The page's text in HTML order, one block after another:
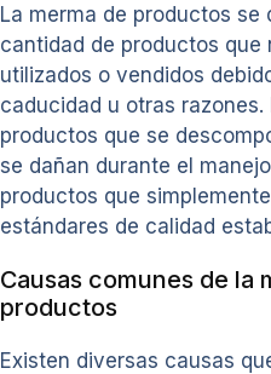
La merma de productos se
cantidad de productos que
utilizados o vendidos
caducidad u otras
productos que se
se dañan durante el
productos que
estándares de calidad
Causas comunes de la
productos
Existen diversas causas